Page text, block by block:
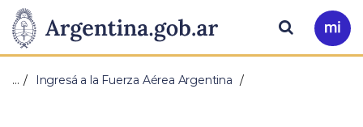
Presidencia
de
Pasar al contenido principal
Ir
a
Buscar
… Ingresá a la Fuerza Aérea Argentina